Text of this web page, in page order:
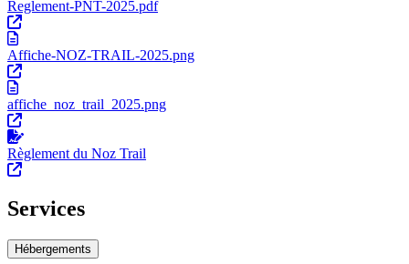
Reglement-PNT-2025.pdf
Affiche-NOZ-TRAIL-2025.png
affiche_noz_trail_2025.png
Règlement du Noz Trail
Services
Hébergements